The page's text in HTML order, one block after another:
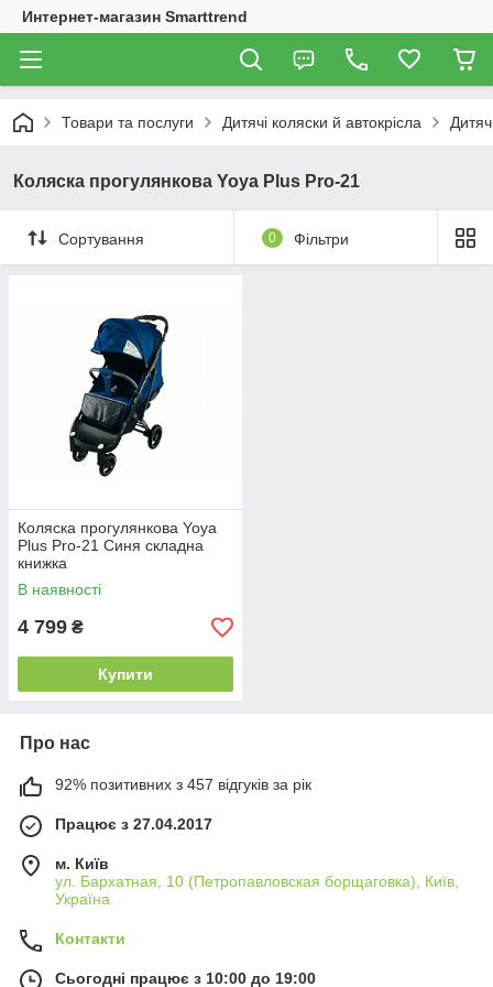
Интернет-магазин Smarttrend
Товари та послуги Дитячі коляски й автокрісла
Коляска прогулянкова Yoya Plus Pro-21
Сортування 0 Фільтри
Коляска прогулянкова Yoya
Plus Pro-21 Синя складна
книжка
В наявності
4 799 ₴
Купити
Про нас
92% позитивних з 457 відгуків за рік
Працює з 27.04.2017
м. Київ
ул. Бархатная, 10 (Петропавловская борщаговка), Київ,
Україна
Контакти
Сьогодні працює з 10:00 до 19:00